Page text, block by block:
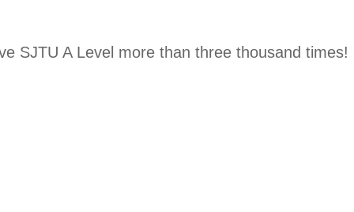
SJTU A Level more than three thousand